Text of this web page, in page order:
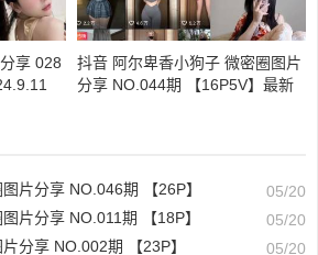
享 028
抖音 阿尔卑香小狗子 微密圈图片
分享 NO.044期 【16P5V】最新
片分享 NO.046期 【26P】
05/20
片分享 NO.011期 【18P】
05/20
分享 NO.002期 【23P】
05/20